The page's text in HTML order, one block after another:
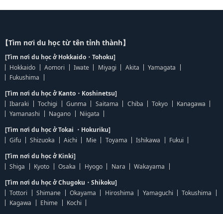
【Tìm nơi du học từ tên tỉnh thành】
[Tìm nơi du học ở Hokkaido・Tohoku]
Hokkaido
Aomori Iwate Miyagi Akita
Yamagata
Fukushima
[Tìm nơi du học ở Kanto・Koshinetsu]
Ibaraki
Tochigi Gunma Saitama Chiba Tokyo
Kanagawa
Yamanashi
Nagano
Niigata
[Tìm nơi du học ở Tokai ・Hokuriku]
Gifu
Shizuoka Aichi Mie Toyama Ishikawa
Fukui
[Tìm nơi du học ở Kinki]
Shiga
Kyoto Osaka Hyogo Nara
Wakayama
[Tìm nơi du học ở Chugoku・Shikoku]
Tottori
Shimane Okayama Hiroshima Yamaguchi
Tokushima
Kagawa
Ehime
Kochi